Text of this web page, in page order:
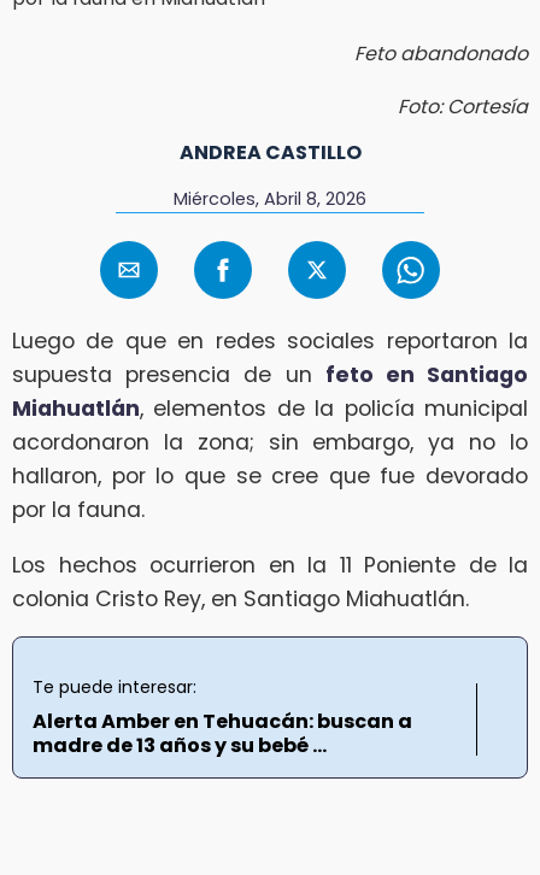
Feto abandonado
Foto: Cortesía
ANDREA CASTILLO
Miércoles, Abril 8, 2026
Luego de que en redes sociales reportaron la
supuesta presencia de un feto en Santiago
Miahuatlán, elementos de la policía municipal
acordonaron la zona; sin embargo, ya no lo
hallaron, por lo que se cree que fue devorado
por la fauna.
Los hechos ocurrieron en la 11 Poniente de la
colonia Cristo Rey, en Santiago Miahuatlán.
Te puede interesar:
Alerta Amber en Tehuacán: buscan a
madre de 13 años y su bebé ...